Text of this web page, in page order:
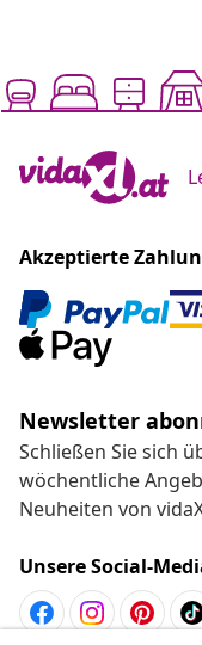
Akzeptierte
Newsletter
Schließen Sie sich
wöchentliche
Neuheiten von
Unsere Social-